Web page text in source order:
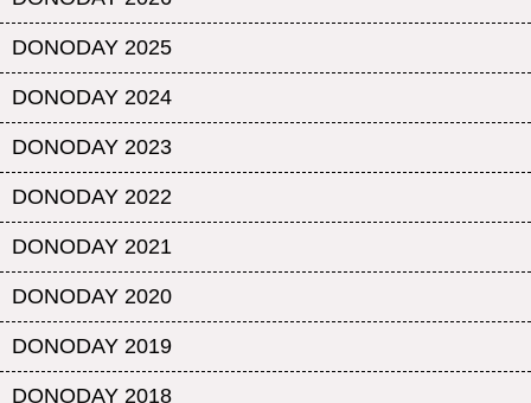
DONODAY 2025
DONODAY 2024
DONODAY 2023
DONODAY 2022
DONODAY 2021
DONODAY 2020
DONODAY 2019
DONODAY 2018